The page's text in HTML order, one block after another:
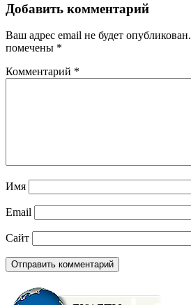
Добавить комментарий
Ваш адрес email не будет опубликован.
помечены *
Комментарий *
Имя
Email
Сайт